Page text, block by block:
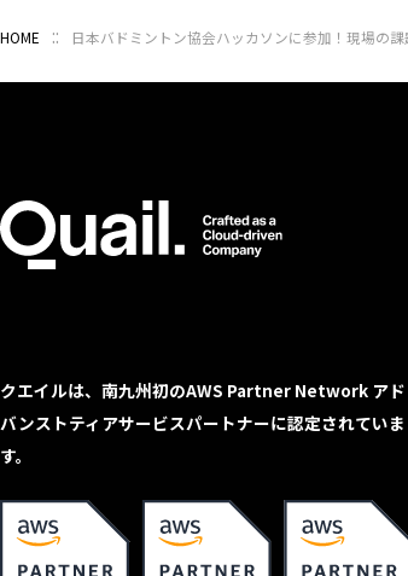
HOME 日本バドミントン協会ハッカソンに参加！現場の
クエイルは、南九州初のAWS Partner Network アド
バンストティアサービスパートナーに認定されていま
す。